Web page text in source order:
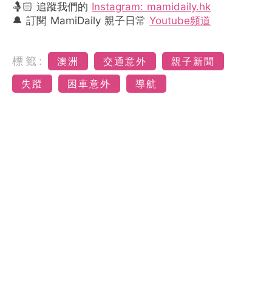
🤱🏻 追蹤我們的 Instagram: mamidaily.hk
🔔 訂閱 MamiDaily 親子日常 Youtube頻道
標籤: 澳洲 交通意外
親子新聞
失蹤
困車意外 導航